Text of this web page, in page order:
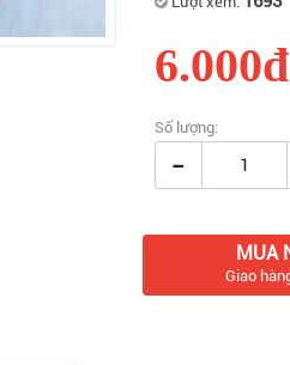
6.000đ
Số lượng:
-
MUA
Giao